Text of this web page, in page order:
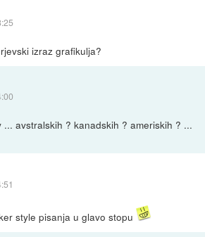
izraz grafikulja?
avstralskih ? kanadskih ? ameriskih ? ...
style pisanja u glavo stopu